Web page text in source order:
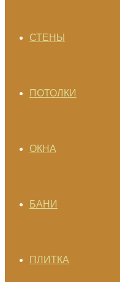
СТЕНЫ
ПОТОЛКИ
ОКНА
БАНИ
ПЛИТКА